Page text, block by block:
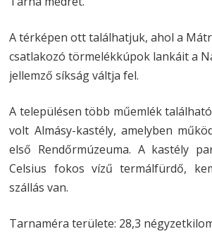
A térképen ott találhatjuk, ahol a
csatlakozó törmelékkúpok lankáit a
jellemző síkság váltja fel.
A településen több műemlék
volt Almásy-kastély, amelyben
első Rendőrmúzeuma. A kastély
Celsius fokos vízű termálfürdő,
szállás van.
Tarnaméra területe: 28,3